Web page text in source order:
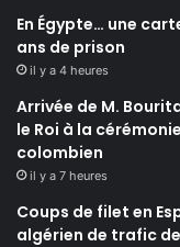
En Égypte… une
ans de prison
il y a 4 heures
Arrivée de M.
le Roi à la
colombien
il y a 7 heures
Coups de filet en
algérien de trafic